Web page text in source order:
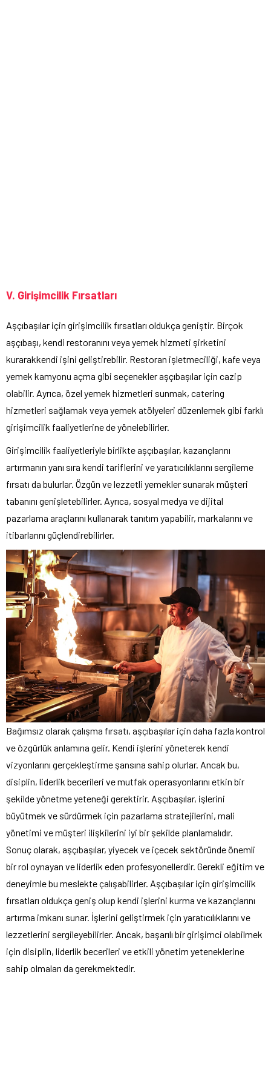
V. Girişimcilik Fırsatları
Aşçıbaşılar için girişimcilik fırsatları oldukça geniştir. Birçok
aşçıbaşı, kendi restoranını veya yemek hizmeti şirketini
kurarakkendi işini geliştirebilir. Restoran işletmeciliği, kafe veya
yemek kamyonu açma gibi seçenekler aşçıbaşılar için cazip
olabilir. Ayrıca, özel yemek hizmetleri sunmak, catering
hizmetleri sağlamak veya yemek atölyeleri düzenlemek gibi farklı
girişimcilik faaliyetlerine de yönelebilirler.
Girişimcilik faaliyetleriyle birlikte aşçıbaşılar, kazançlarını
artırmanın yanı sıra kendi tariflerini ve yaratıcılıklarını sergileme
fırsatı da bulurlar. Özgün ve lezzetli yemekler sunarak müşteri
tabanını genişletebilirler. Ayrıca, sosyal medya ve dijital
pazarlama araçlarını kullanarak tanıtım yapabilir, markalarını ve
itibarlarını güçlendirebilirler.
Bağımsız olarak çalışma fırsatı, aşçıbaşılar için daha fazla kontrol
ve özgürlük anlamına gelir. Kendi işlerini yöneterek kendi
vizyonlarını gerçekleştirme şansına sahip olurlar. Ancak bu,
disiplin, liderlik becerileri ve mutfak operasyonlarını etkin bir
şekilde yönetme yeteneği gerektirir. Aşçıbaşılar, işlerini
büyütmek ve sürdürmek için pazarlama stratejilerini, mali
yönetimi ve müşteri ilişkilerini iyi bir şekilde planlamalıdır.
Sonuç olarak, aşçıbaşılar, yiyecek ve içecek sektöründe önemli
bir rol oynayan ve liderlik eden profesyonellerdir. Gerekli eğitim ve
deneyimle bu meslekte çalışabilirler. Aşçıbaşılar için girişimcilik
fırsatları oldukça geniş olup kendi işlerini kurma ve kazançlarını
artırma imkanı sunar. İşlerini geliştirmek için yaratıcılıklarını ve
lezzetlerini sergileyebilirler. Ancak, başarılı bir girişimci olabilmek
için disiplin, liderlik becerileri ve etkili yönetim yeteneklerine
sahip olmaları da gerekmektedir.